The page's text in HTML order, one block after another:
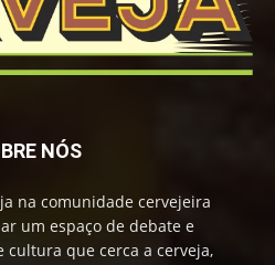
NÓS
na comunidade cervejeira
um espaço de debate e
cultura que cerca a cerveja,